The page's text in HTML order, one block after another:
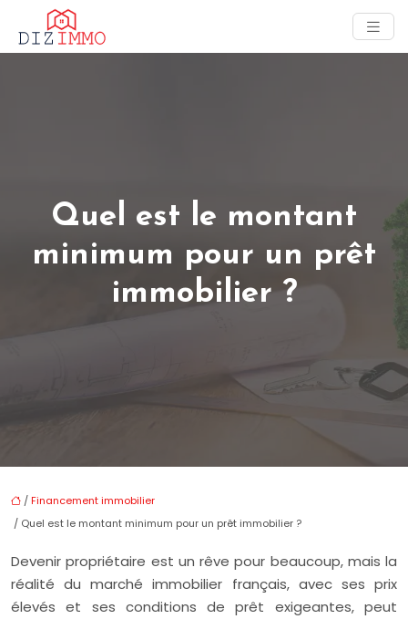
Quel est le montant
minimum pour un prêt
immobilier ?
/ Financement immobilier
/ Quel est le montant minimum pour un prêt immobilier ?
Devenir propriétaire est un rêve pour beaucoup, mais la
réalité du marché immobilier français, avec ses prix
élevés et ses conditions de prêt exigeantes, peut